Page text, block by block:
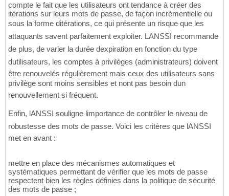
compte le fait que les utilisateurs ont tendance à créer des
itérations sur leurs mots de passe, de façon incrémentielle ou
sous la forme ditérations, ce qui présente un risque que les
attaquants savent parfaitement exploiter. LANSSI recommande
de plus, de varier la durée dexpiration en fonction du type
dutilisateurs, les comptes à privilèges (administrateurs) doivent
être renouvelés régulièrement mais ceux des utilisateurs sans
privilège sont moins sensibles et nont pas besoin dun
renouvellement si fréquent.
Enfin, lANSSI souligne limportance de contrôler le niveau de
robustesse des mots de passe. Voici les critères que lANSSI
met en avant :
mettre en place des mécanismes automatiques et
systématiques permettant de vérifier que les mots de passe
respectent bien les règles définies dans la politique de sécurité
des mots de passe ;